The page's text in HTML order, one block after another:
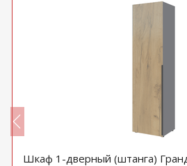
Шкаф 1-дверный (штанга)